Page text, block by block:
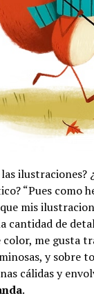
ilustraciones?
“Pues como
mis
cantidad de
me gusta
y sobre
cálidas y
.